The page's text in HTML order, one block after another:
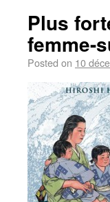
Plus
femme-
Posted on 10